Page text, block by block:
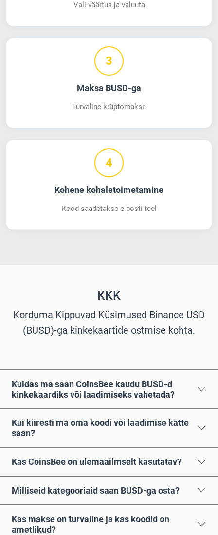
Vali väärtus ja valuuta
3
Maksa BUSD-ga
Turvaline krüptomakse
4
Kohene kohaletoimetamine
Kood saadetakse e-posti teel
KKK
Korduma Kippuvad Küsimused Binance USD
(BUSD)-ga kinkekaartide ostmise kohta.
Kuidas ma saan CoinsBee kaudu BUSD-d
kinkekaardiks või laadimiseks vahetada?
Kui kiiresti ma oma koodi või laadimise kätte
saan?
Kas CoinsBee on ülemaailmselt kasutatav?
Milliseid kategooriaid saan BUSD-ga osta?
Kas makse on turvaline ja kas koodid on
ametlikud?